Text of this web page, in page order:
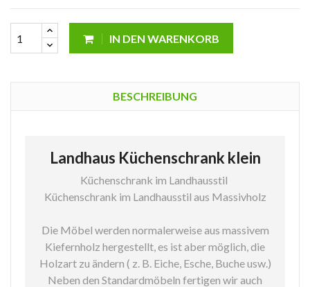
IN DEN WARENKORB
BESCHREIBUNG
Landhaus Küchenschrank klein
Küchenschrank im Landhausstil
Küchenschrank im Landhausstil aus Massivholz
Die Möbel werden normalerweise aus massivem
Kiefernholz hergestellt, es ist aber möglich, die
Holzart zu ändern ( z. B. Eiche, Esche, Buche usw.)
Neben den Standardmöbeln fertigen wir auch